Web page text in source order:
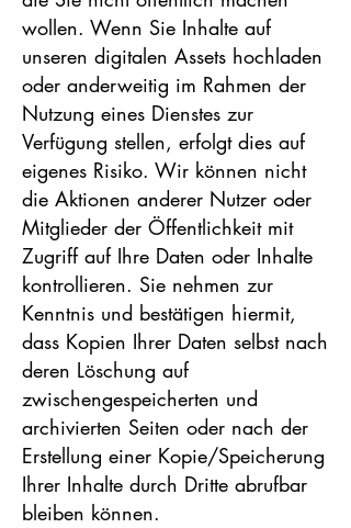
wollen. Wenn Sie Inhalte auf
unseren digitalen Assets hochladen
oder anderweitig im Rahmen der
Nutzung eines Dienstes zur
Verfügung stellen, erfolgt dies auf
eigenes Risiko. Wir können nicht
die Aktionen anderer Nutzer oder
Mitglieder der Öffentlichkeit mit
Zugriff auf Ihre Daten oder Inhalte
kontrollieren. Sie nehmen zur
Kenntnis und bestätigen hiermit,
dass Kopien Ihrer Daten selbst nach
deren Löschung auf
zwischengespeicherten und
archivierten Seiten oder nach der
Erstellung einer Kopie/Speicherung
Ihrer Inhalte durch Dritte abrufbar
bleiben können.